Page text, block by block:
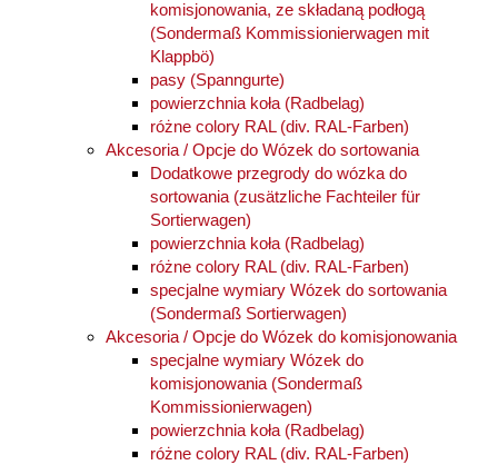
komisjonowania, ze składaną podłogą
(Sondermaß Kommissionierwagen mit
Klappbö)
pasy (Spanngurte)
powierzchnia koła (Radbelag)
różne colory RAL (div. RAL-Farben)
Akcesoria / Opcje do Wózek do sortowania
Dodatkowe przegrody do wózka do
sortowania (zusätzliche Fachteiler für
Sortierwagen)
powierzchnia koła (Radbelag)
różne colory RAL (div. RAL-Farben)
specjalne wymiary Wózek do sortowania
(Sondermaß Sortierwagen)
Akcesoria / Opcje do Wózek do komisjonowania
specjalne wymiary Wózek do
komisjonowania (Sondermaß
Kommissionierwagen)
powierzchnia koła (Radbelag)
różne colory RAL (div. RAL-Farben)